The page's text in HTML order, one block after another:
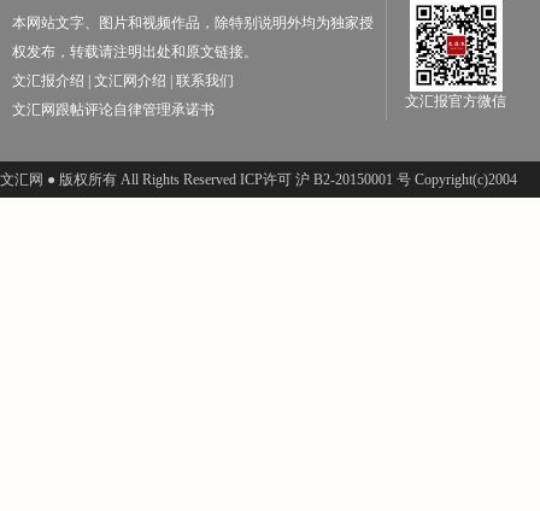
本网站文字、图片和视频作品，除特别说明外均为独家授
权发布，转载请注明出处和原文链接。
文汇报介绍
文汇网介绍
联系我们
文汇网跟帖评论自律管理承诺书
文汇报官方微信
文汇网 ● 版权所有 All Rights Reserved ICP许可 沪 B2-20150001 号 Copyright(c)2004